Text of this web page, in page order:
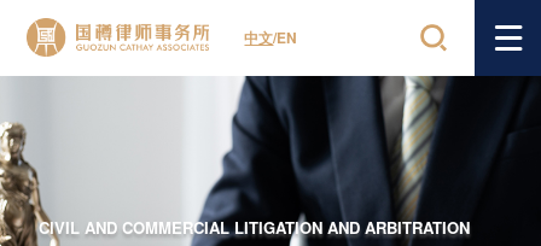
中文/EN
CIVIL AND COMMERCIAL LITIGATION AND ARBITRATION